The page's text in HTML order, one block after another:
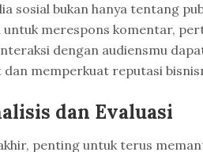
sosial bukan hanya tentang
untuk merespons komentar,
dengan audiensmu
dan memperkuat reputasi
dan Evaluasi
penting untuk terus